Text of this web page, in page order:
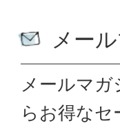
メー
メールマ
ら お得なセ